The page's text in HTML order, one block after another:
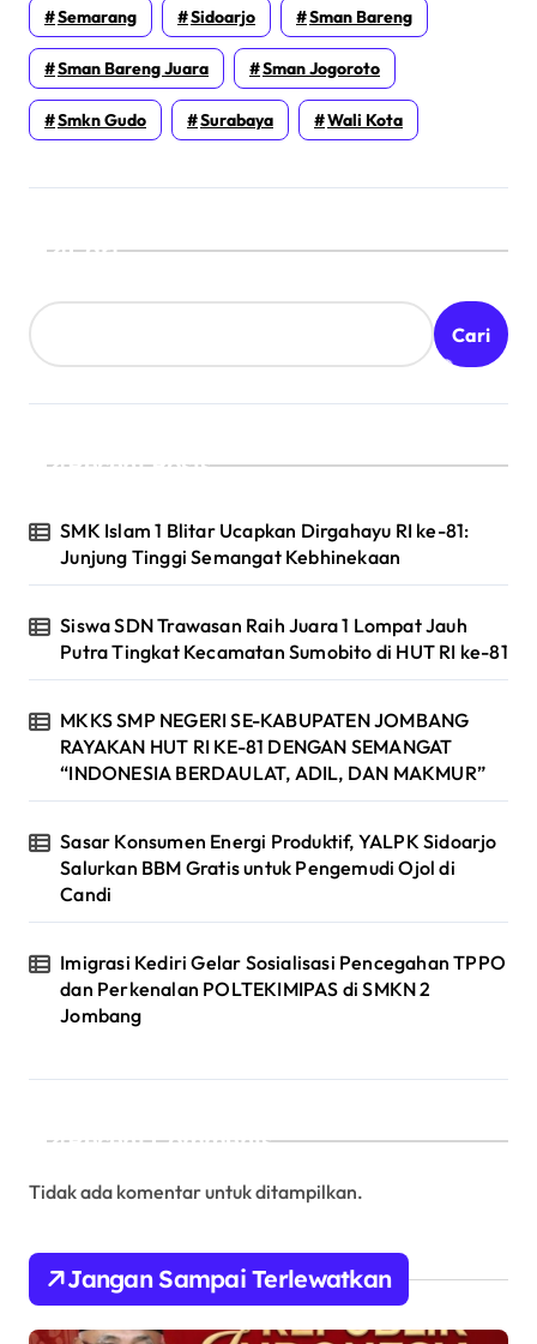
Semarang Sidoarjo Sman Bareng
Sman Bareng Juara Sman Jogoroto
Smkn Gudo Surabaya Wali Kota
Cari
Cari
Recent Posts
SMK Islam 1 Blitar Ucapkan Dirgahayu RI ke-81:
Junjung Tinggi Semangat Kebhinekaan
Siswa SDN Trawasan Raih Juara 1 Lompat Jauh
Putra Tingkat Kecamatan Sumobito di HUT RI ke-81
MKKS SMP NEGERI SE-KABUPATEN JOMBANG
RAYAKAN HUT RI KE-81 DENGAN SEMANGAT
“INDONESIA BERDAULAT, ADIL, DAN MAKMUR”
Sasar Konsumen Energi Produktif, YALPK Sidoarjo
Salurkan BBM Gratis untuk Pengemudi Ojol di
Candi
Imigrasi Kediri Gelar Sosialisasi Pencegahan TPPO
dan Perkenalan POLTEKIMIPAS di SMKN 2
Jombang
Recent Comments
Tidak ada komentar untuk ditampilkan.
Jangan Sampai Terlewatkan